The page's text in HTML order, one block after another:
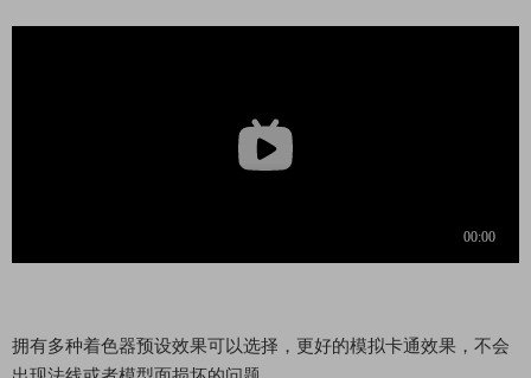
拥有多种着色器预设效果可以选择，更好的模拟卡通效果，不会